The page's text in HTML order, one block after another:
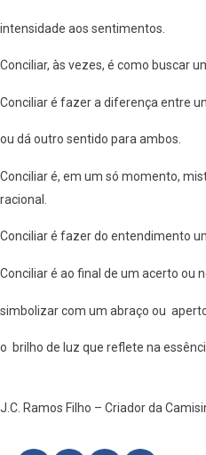
intensidade aos sentimentos.
Conciliar, às vezes, é como buscar
Conciliar é fazer a diferença entre
ou dá outro sentido para ambos.
Conciliar é, em um só momento,
racional.
Conciliar é fazer do entendimento
Conciliar é ao final de um acerto ou
simbolizar com um abraço ou
o brilho de luz que reflete na
J.C. Ramos Filho – Criador da